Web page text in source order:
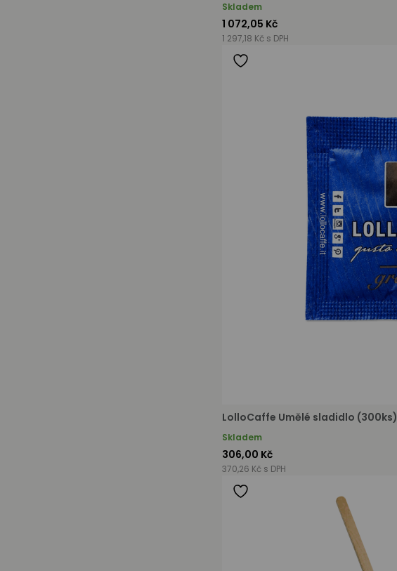
Skladem
1 072,05 Kč
1 297,18 Kč s DPH
LolloCaffe Umělé sladidlo (300ks)
Skladem
306,00 Kč
370,26 Kč s DPH